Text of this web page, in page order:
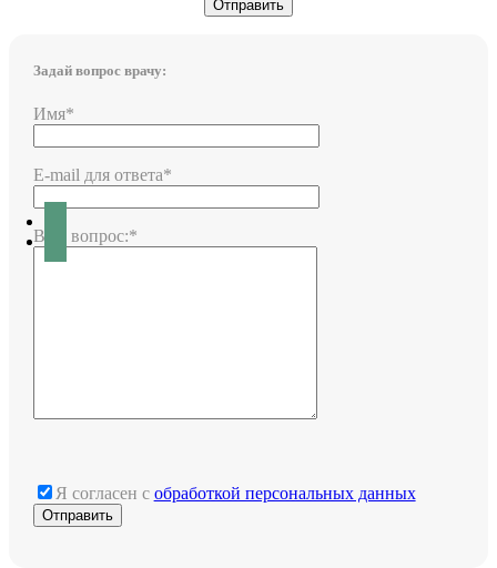
Задай вопрос врачу:
Имя*
E-mail для ответа*
Ваш вопрос:*
Я согласен с обработкой персональных данных